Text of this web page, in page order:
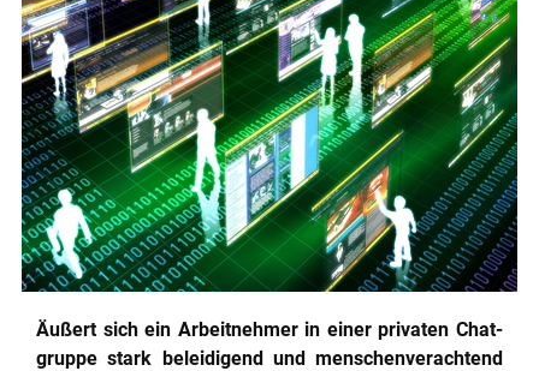
Äu­ßert sich ein Ar­beit­neh­mer in einer pri­va­ten Chat­
grup­pe stark be­lei­di­gend und men­schen­ver­ach­tend